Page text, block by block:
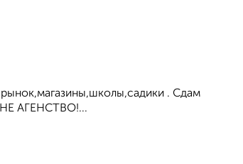
. Сдам
НЕ АГЕНСТВО!...